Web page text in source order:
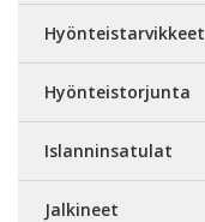
Hyönteistarvikkeet
Hyönteistorjunta
Islanninsatulat
Jalkineet